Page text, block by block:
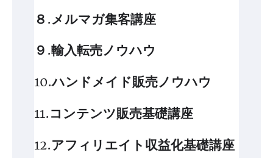
８.メルマガ集客講座
９.輸入転売ノウハウ
10.ハンドメイド販売ノウハウ
11.コンテンツ販売基礎講座
12.アフィリエイト収益化基礎講座